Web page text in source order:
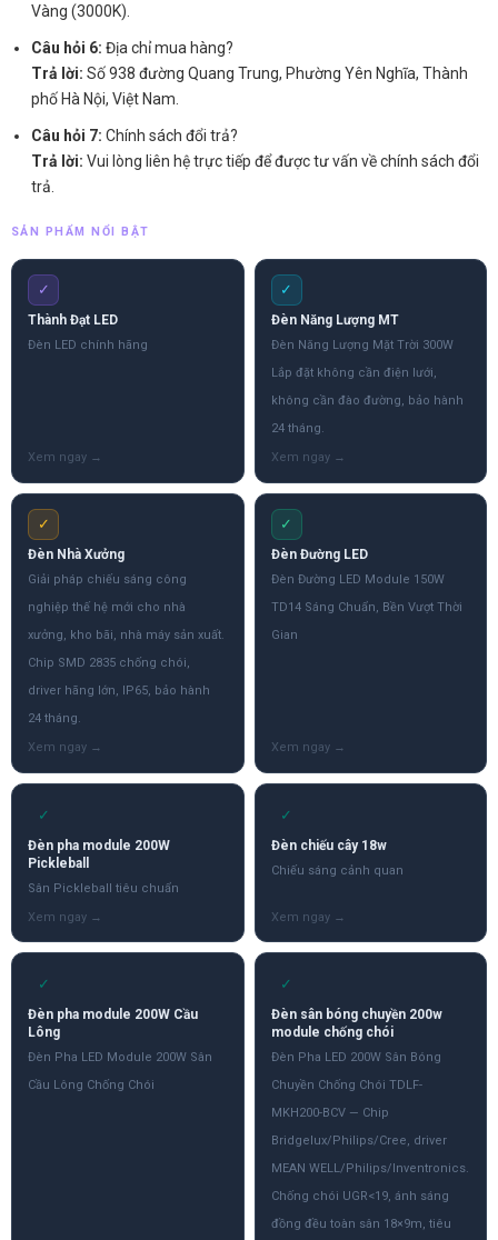
Vàng (3000K).
Câu hỏi 6: Địa chỉ mua hàng?
Trả lời: Số 938 đường Quang Trung, Phường Yên Nghĩa, Thành
phố Hà Nội, Việt Nam.
Câu hỏi 7: Chính sách đổi trả?
Trả lời: Vui lòng liên hệ trực tiếp để được tư vấn về chính sách đổi
trả.
SẢN PHẨM NỔI BẬT
✓
Thành Đạt LED
Đèn LED chính hãng
✓
Đèn Năng Lượng MT
Đèn Năng Lượng Mặt Trời 300W
Lắp đặt không cần điện lưới,
không cần đào đường, bảo hành
24 tháng.
✓
Đèn Nhà Xưởng
Giải pháp chiếu sáng công
nghiệp thế hệ mới cho nhà
xưởng, kho bãi, nhà máy sản xuất.
Chip SMD 2835 chống chói,
driver hãng lớn, IP65, bảo hành
24 tháng.
✓
Đèn Đường LED
Đèn Đường LED Module 150W
TD14 Sáng Chuẩn, Bền Vượt Thời
Gian
✓
Đèn pha module 200W
Pickleball
Sân Pickleball tiêu chuẩn
✓
Đèn chiếu cây 18w
Chiếu sáng cảnh quan
✓
Đèn pha module 200W Cầu
Lông
Đèn Pha LED Module 200W Sân
Cầu Lông Chống Chói
✓
Đèn sân bóng chuyền 200w
module chống chói
Đèn Pha LED 200W Sân Bóng
Chuyền Chống Chói TDLF-
MKH200-BCV — Chip
Bridgelux/Philips/Cree, driver
MEAN WELL/Philips/Inventronics.
Chống chói UGR<19, ánh sáng
đồng đều toàn sân 18×9m, tiêu